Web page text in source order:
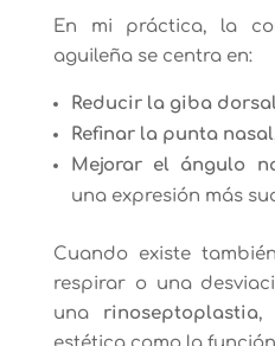
En mi práctica, la
aguileña se centra en:
Reducir la giba
Refinar la punta nasal
Mejorar el ángulo
una expresión más
Cuando existe
respirar o una
una rinoseptoplastia,